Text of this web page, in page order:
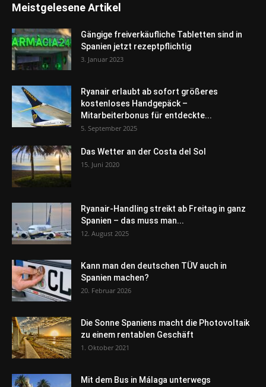
Meistgelesene Artikel
Gängige freiverkäufliche Tabletten sind in
Spanien jetzt rezeptpflichtig
3. Januar 2023
Ryanair erlaubt ab sofort größeres
kostenloses Handgepäck –
Mitarbeiterbonus für entdeckte...
5. September 2025
Das Wetter an der Costa del Sol
15. Juni 2020
Ryanair-Handling streikt ab Freitag in ganz
Spanien – das muss man...
12. August 2025
Kann man den deutschen TÜV auch in
Spanien machen?
20. Februar 2026
Die Sonne Spaniens macht die Photovoltaik
zu einem rentablen Geschäft
1. Oktober 2021
Mit dem Bus in Málaga unterwegs